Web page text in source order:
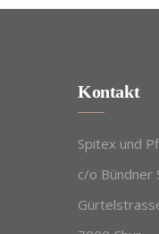
Kontakt
Spitex und
c/o Bündner